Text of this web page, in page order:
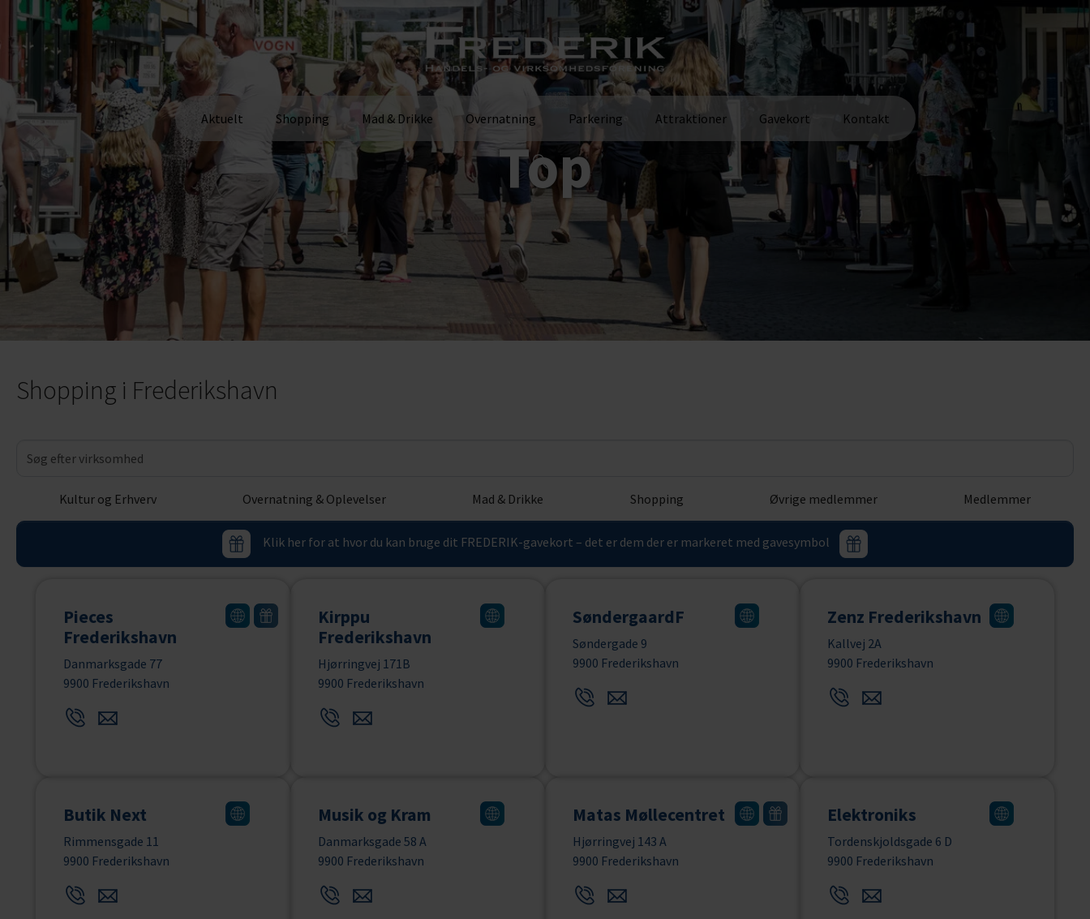
Aktuelt Shopping Mad & Drikke Overnatning Parkering Attraktioner Gavekort Kontakt
Top
Shopping i Frederikshavn
Kultur og Erhverv Overnatning & Oplevelser Mad & Drikke Shopping Øvrige medlemmer Medlemmer
Klik her for at hvor du kan bruge dit FREDERIK-gavekort – det er dem der er markeret med gavesymbol
Pieces
Frederikshavn
Danmarksgade 77
9900 Frederikshavn
Kirppu
Frederikshavn
Hjørringvej 171B
9900 Frederikshavn
SøndergaardF
Søndergade 9
9900 Frederikshavn
Zenz Frederikshavn
Kallvej 2A
9900 Frederikshavn
Butik Next
Rimmensgade 11
9900 Frederikshavn
Musik og Kram
Danmarksgade 58 A
9900 Frederikshavn
Matas Møllecentret
Hjørringvej 143 A
9900 Frederikshavn
Elektroniks
Tordenskjoldsgade 6 D
9900 Frederikshavn